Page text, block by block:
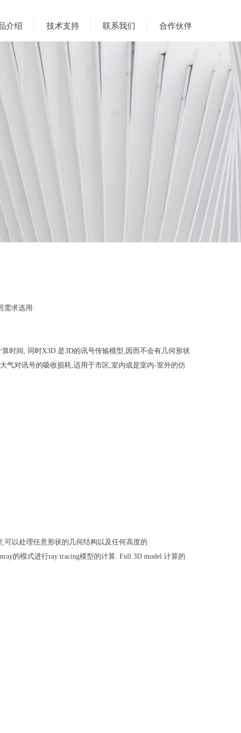
介绍 技术支持 联系我们 合作伙伴
需求选用:
时间, 同时X3D 是3D的讯号传输模型,因而不会有几何形状
气对讯号的吸收损耗,适用于市区,室内或是室内-室外的仿
,可以处理任意形状的几何结构以及任何高度的
的模式进行ray tracing模型的计算. Full 3D model 计算的